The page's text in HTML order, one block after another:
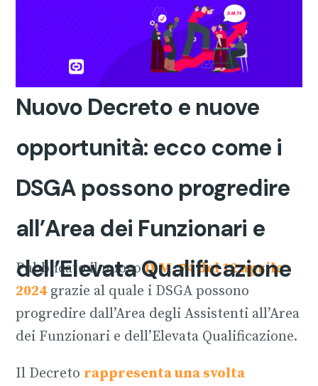
Nuovo Decreto e nuove
opportunità: ecco come i
DSGA possono progredire
all’Area dei Funzionari e
dell’Elevata Qualificazione
Pubblicato il nuovoD.M. 74 del 12 aprile
2024 grazie al quale i DSGA possono
progredire dall’Area degli Assistenti all’Area
dei Funzionari e dell’Elevata Qualificazione.
Il Decreto rappresenta una svolta